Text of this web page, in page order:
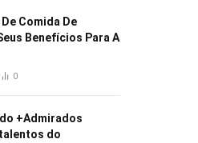
Comida De
Benefícios Para A
0
+Admirados
do